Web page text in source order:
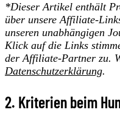
*Dieser Artikel enthält
über unsere Affiliate-
unseren unabhängigen
Klick auf die Links
der Affiliate-Partner zu.
Datenschutzerklärung.
2. Kriterien beim